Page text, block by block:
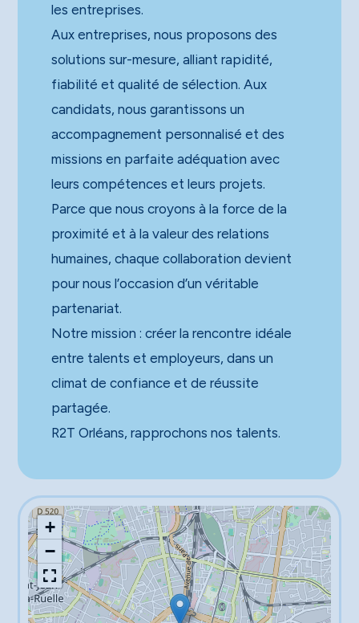
les entreprises.
Aux entreprises, nous proposons des
solutions sur-mesure, alliant rapidité,
fiabilité et qualité de sélection. Aux
candidats, nous garantissons un
accompagnement personnalisé et des
missions en parfaite adéquation avec
leurs compétences et leurs projets.
Parce que nous croyons à la force de la
proximité et à la valeur des relations
humaines, chaque collaboration devient
pour nous l’occasion d’un véritable
partenariat.
Notre mission : créer la rencontre idéale
entre talents et employeurs, dans un
climat de confiance et de réussite
partagée.
R2T Orléans, rapprochons nos talents.
+
−